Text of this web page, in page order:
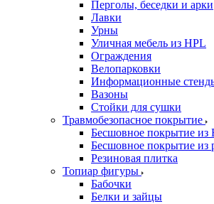
Перголы, беседки и арки
Лавки
Урны
Уличная мебель из HPL
Ограждения
Велопарковки
Информационные
Вазоны
Стойки для сушки
Травмобезопасное покрытие
Бесшовное покрытие из
Бесшовное покрытие из
Резиновая плитка
Топиар фигуры
Бабочки
Белки и зайцы